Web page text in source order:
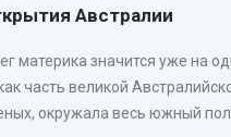
Австралии
материка значится уже на
часть великой
окружала весь южный